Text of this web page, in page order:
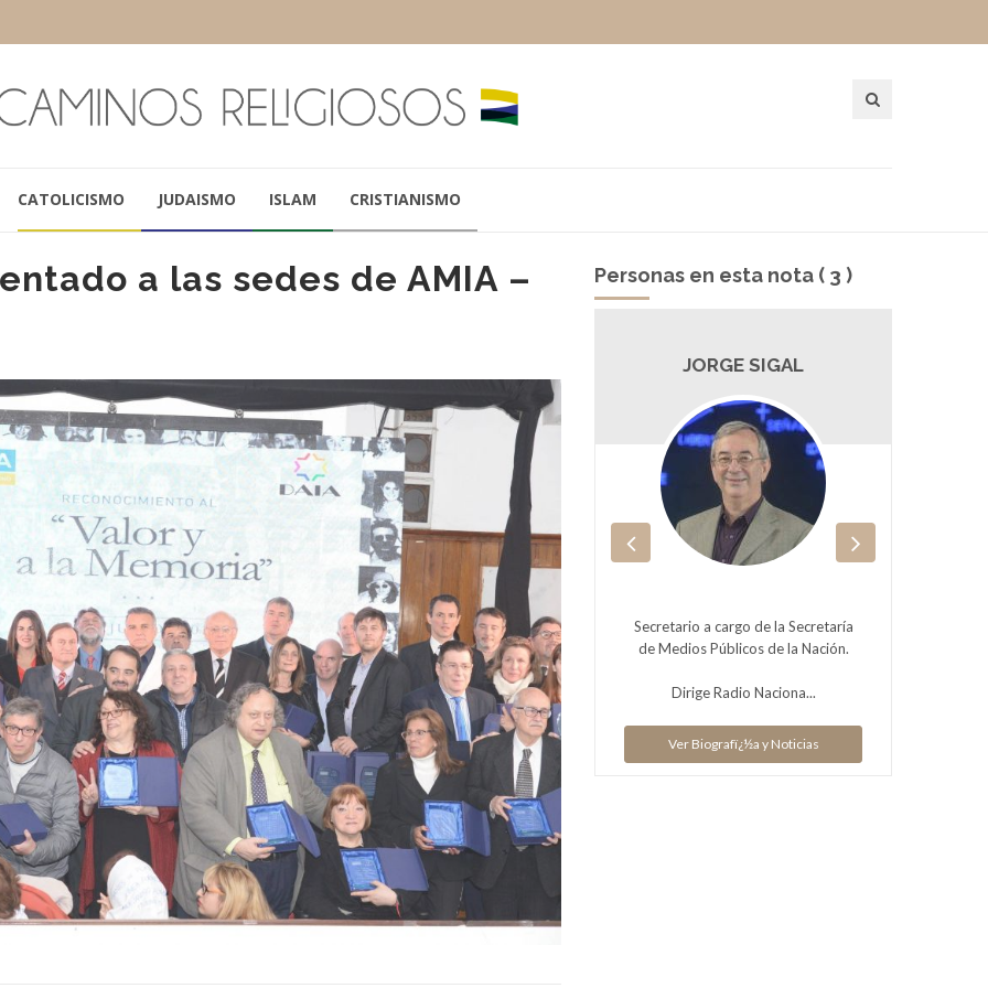
CATOLICISMO JUDAISMO ISLAM CRISTIANISMO
a las sedes de AMIA –
Personas en esta nota ( 3 )
Periodista Argentino.
Ver Biografï¿½a y Noticias
Licenciada en Ciencias de la
Información
Ver Biografï¿½a y Noticias
JORGE SIGAL
Secretario a cargo de la Secretaría
de Medios Públicos de la Nación.
Dirige Radio Naciona...
Ver Biografï¿½a y Noticias